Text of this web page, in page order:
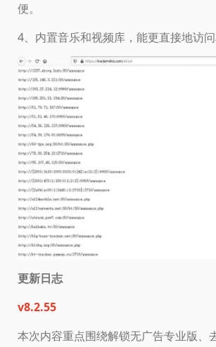
便。
4、内置音乐和视频库，能更直接地访问
更新日志
v8.2.55
本次内容重点围绕解锁无广告专业版、